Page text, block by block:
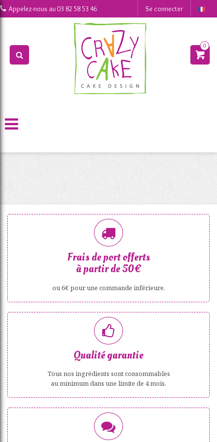
0 Appelez-nous au03 82 58 53 46 Se connecter
0
Frais de port offerts
à partir de 50€
ou 6€ pour une commande inférieure.
Qualité garantie
Tous nos ingrédients sont consommables
au minimum dans une limite de 4 mois.